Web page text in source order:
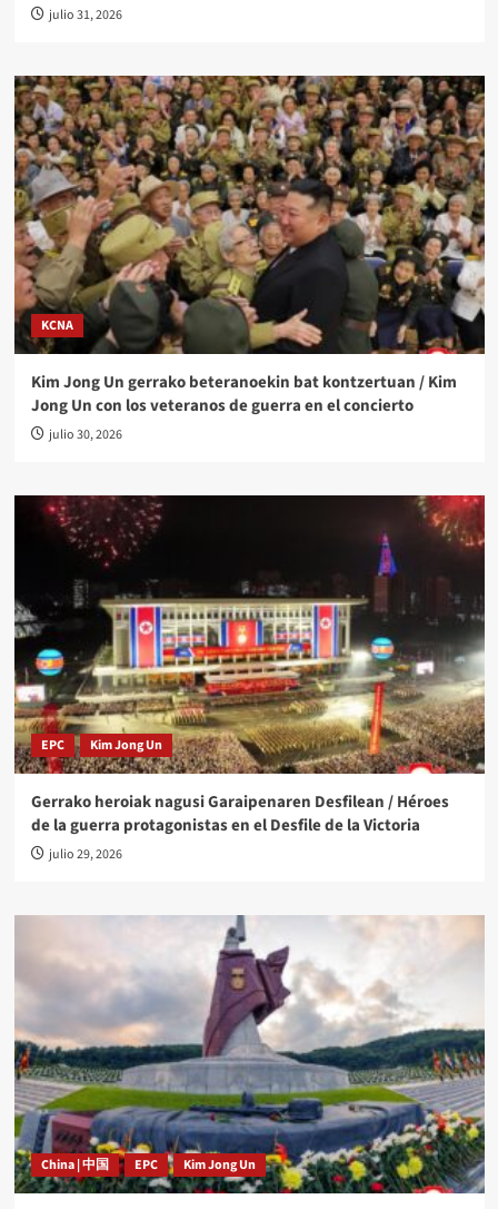
julio 31, 2026
KCNA
Kim Jong Un gerrako beteranoekin bat kontzertuan / Kim
Jong Un con los veteranos de guerra en el concierto
julio 30, 2026
EPC Kim Jong Un
Gerrako heroiak nagusi Garaipenaren Desfilean / Héroes
de la guerra protagonistas en el Desfile de la Victoria
julio 29, 2026
China | 中国 EPC Kim Jong Un